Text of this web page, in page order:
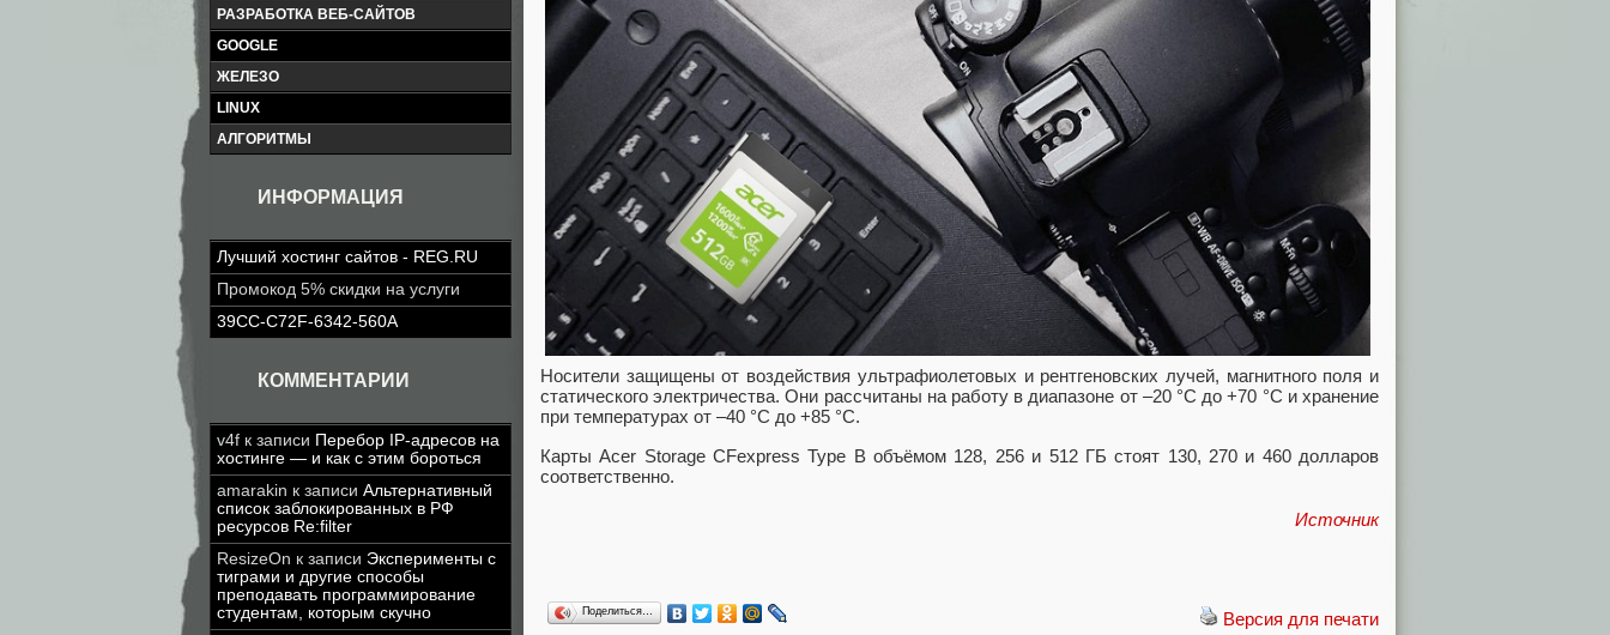
РАЗРАБОТКА ВЕБ-САЙТОВ
GOOGLE
ЖЕЛЕЗО
LINUX
АЛГОРИТМЫ
ИНФОРМАЦИЯ
Лучший хостинг сайтов - REG.RU
Промокод 5% скидки на услуги
39CC-C72F-6342-560A
КОММЕНТАРИИ
v4f к записи Перебор IP-адресов на
хостинге — и как с этим бороться
amarakin к записи Альтернативный
список заблокированных в РФ
ресурсов Re:filter
ResizeOn к записи Эксперименты с
тиграми и другие способы
преподавать программирование
студентам, которым скучно
Носители защищены от воздействия ультрафиолетовых и рентгеновских лучей, магнитного поля и
статического электричества. Они рассчитаны на работу в диапазоне от –20 °C до +70 °C и хранение
при температурах от –40 °C до +85 °C.
Карты Acer Storage CFexpress Type B объёмом 128, 256 и 512 ГБ стоят 130, 270 и 460 долларов
соответственно.
Источник
Версия для печати
Поделиться…